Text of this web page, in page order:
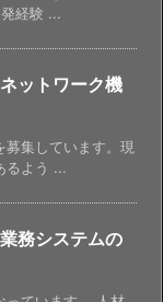
経験 ...
ットワーク機
集しています。現
るよう ...
務システムの